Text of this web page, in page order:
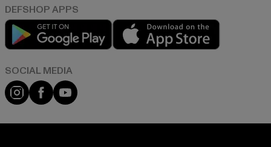
Play market
Instagram
FacebookYouTube